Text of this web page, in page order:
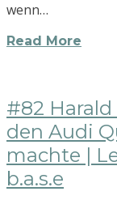
wenn…
Read More
#82
den Audi
machte |
b.a.s.e